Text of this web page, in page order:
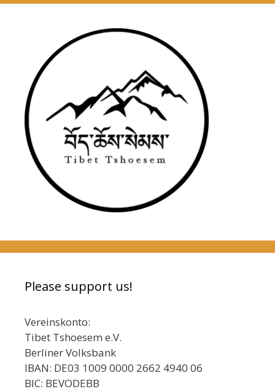
Please support us!
Vereinskonto:
Tibet Tshoesem e.V.
Berliner Volksbank
IBAN: DE03 1009 0000 2662 4940 06
BIC: BEVODEBB